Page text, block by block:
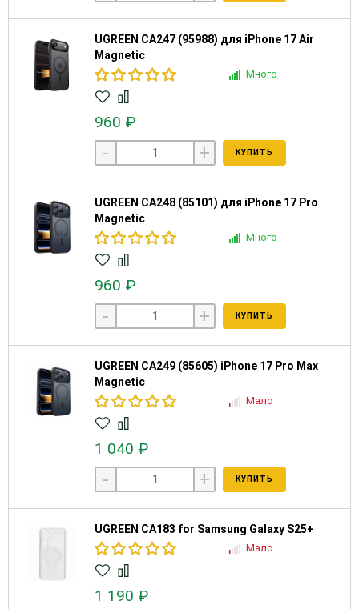
UGREEN CA247 (95988) для iPhone 17 Air
Magnetic
Много
960 ₽
- + КУПИТЬ
UGREEN CA248 (85101) для iPhone 17 Pro
Magnetic
Много
960 ₽
- + КУПИТЬ
UGREEN CA249 (85605) iPhone 17 Pro Max
Magnetic
Мало
1 040 ₽
- + КУПИТЬ
UGREEN CA183 for Samsung Galaxy S25+
Мало
1 190 ₽